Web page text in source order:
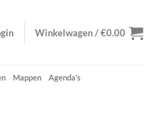
Winkelwagen /€0.00
Mappen Agenda’s